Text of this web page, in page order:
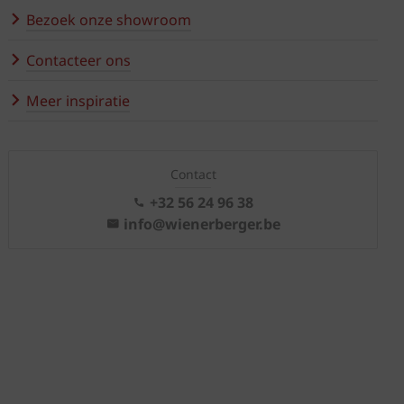
Bezoek onze showroom
Contacteer ons
Meer inspiratie
Contact
+32 56 24 96 38
info@wienerberger.be